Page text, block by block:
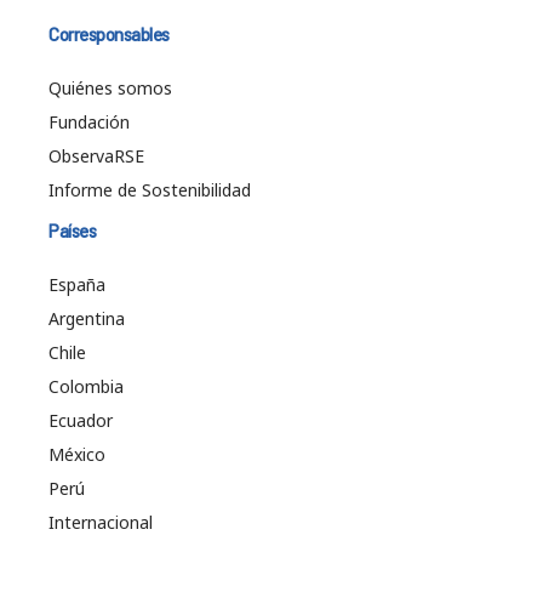
Corresponsables
Quiénes somos
Fundación
ObservaRSE
Informe de Sostenibilidad
Países
España
Argentina
Chile
Colombia
Ecuador
México
Perú
Internacional